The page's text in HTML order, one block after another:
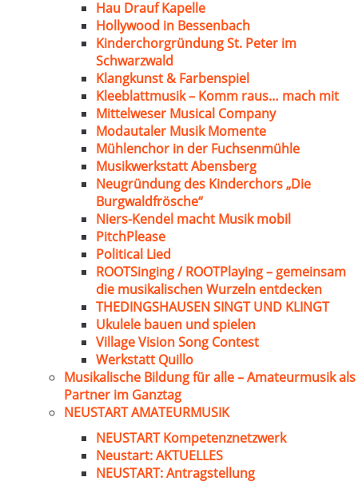
Hau Drauf Kapelle
Hollywood in Bessenbach
Kinderchorgründung St. Peter im
Schwarzwald
Klangkunst & Farbenspiel
Kleeblattmusik – Komm raus… mach mit
Mittelweser Musical Company
Modautaler Musik Momente
Mühlenchor in der Fuchsenmühle
Musikwerkstatt Abensberg
Neugründung des Kinderchors „Die
Burgwaldfrösche“
Niers-Kendel macht Musik mobil
PitchPlease
Political Lied
ROOTSinging / ROOTPlaying – gemeinsam
die musikalischen Wurzeln entdecken
THEDINGSHAUSEN SINGT UND KLINGT
Ukulele bauen und spielen
Village Vision Song Contest
Werkstatt Quillo
Musikalische Bildung für alle – Amateurmusik als
Partner im Ganztag
NEUSTART AMATEURMUSIK
NEUSTART Kompetenznetzwerk
Neustart: AKTUELLES
NEUSTART: Antragstellung